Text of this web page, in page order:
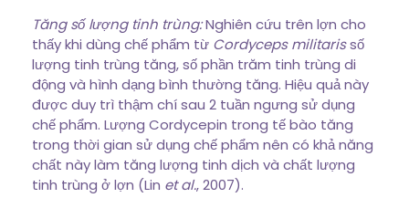
Tăng số lượng tinh trùng:Nghiên cứu trên lợn cho
thấy khi dùng chế phẩm từ Cordyceps militarissố
lượng tinh trùng tăng, số phần trăm tinh trùng di
động và hình dạng bình thường tăng. Hiệu quả này
được duy trì thậm chí sau 2 tuần ngưng sử dụng
chế phẩm. Lượng Cordycepin trong tế bào tăng
trong thời gian sử dụng chế phẩm nên có khả năng
chất này làm tăng lượng tinh dịch và chất lượng
tinh trùng ở lợn (Lin et al., 2007).